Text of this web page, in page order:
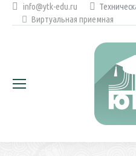
info@ytk-edu.ru
Виртуальная приемная